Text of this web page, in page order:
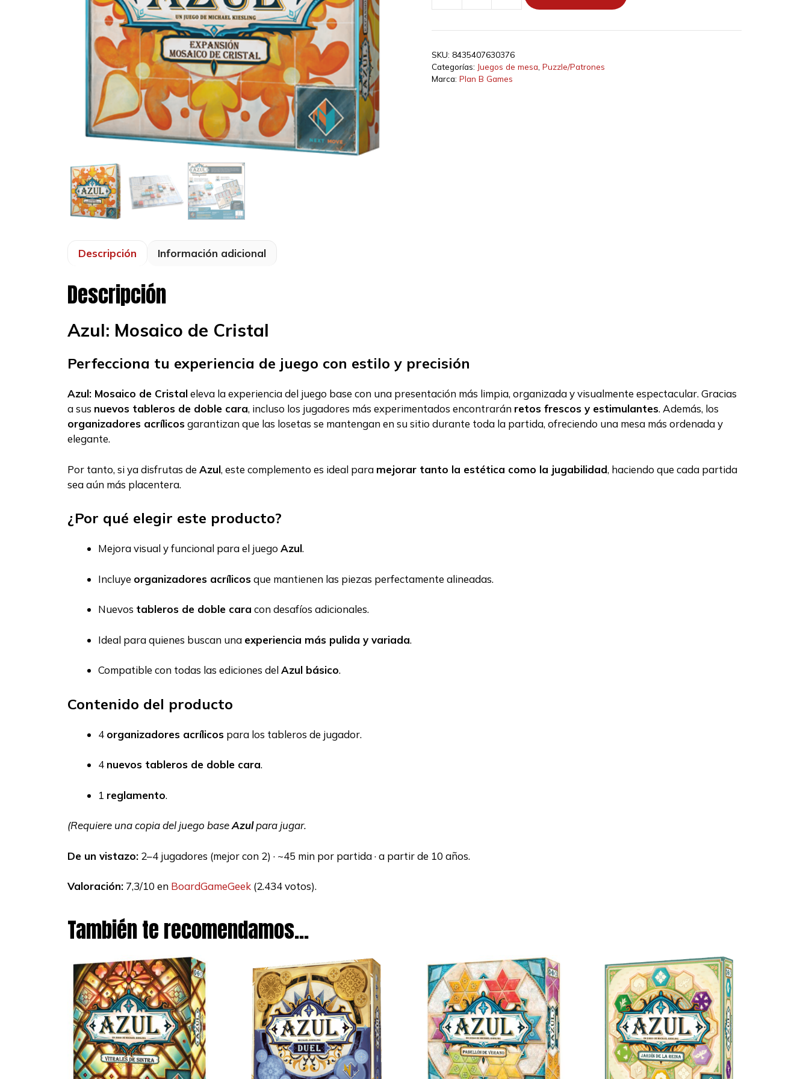
de
cantidad
SKU: 8435407630376
Categorías: Juegos de mesa Puzzle/Patrones
Marca: Plan B Games
Descripción Información adicional
Descripción
Azul: Mosaico de Cristal
Perfecciona tu experiencia de juego con estilo y precisión
Azul: Mosaico de Cristaleleva la experiencia del juego base con una presentación más limpia, organizada y visualmente espectacular. Gracias
a sus nuevos tableros de doble cara, incluso los jugadores más experimentados encontrarán retos frescos y estimulantes. Además, los
organizadores acrílicosgarantizan que las losetas se mantengan en su sitio durante toda la partida, ofreciendo una mesa más ordenada y
elegante.
Por tanto, si ya disfrutas de Azul, este complemento es ideal para mejorar tanto la estética como la jugabilidad, haciendo que cada partida
sea aún más placentera.
¿Por qué elegir este producto?
Mejora visual y funcional para el juego Azul.
Incluye organizadores acrílicosque mantienen las piezas perfectamente alineadas.
Nuevos tableros de doble cara con desafíos adicionales.
Ideal para quienes buscan una experiencia más pulida y variada.
Compatible con todas las ediciones delAzul básico.
Contenido del producto
4 organizadores acrílicos para los tableros de jugador.
4 nuevos tableros de doble cara.
1 reglamento.
(Requiere una copia del juego baseAzulpara jugar.
De un vistazo: 2–4 jugadores (mejor con 2) · ~45 min por partida · a partir de 10 años.
Valoración: 7,3/10 en BoardGameGeek (2.434 votos).
También te recomendamos…